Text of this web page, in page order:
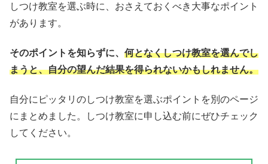
しつけ教室を選ぶ時に、おさえておくべき大事なポイント
があります。
そのポイントを知らずに、 何となくしつけ教室を選んでし
まうと、自分の望んだ結果を得られないかもしれません。
自分にピッタリのしつけ教室を選ぶポイントを別のページ
にまとめました。しつけ教室に申し込む前にぜひチェック
してください。